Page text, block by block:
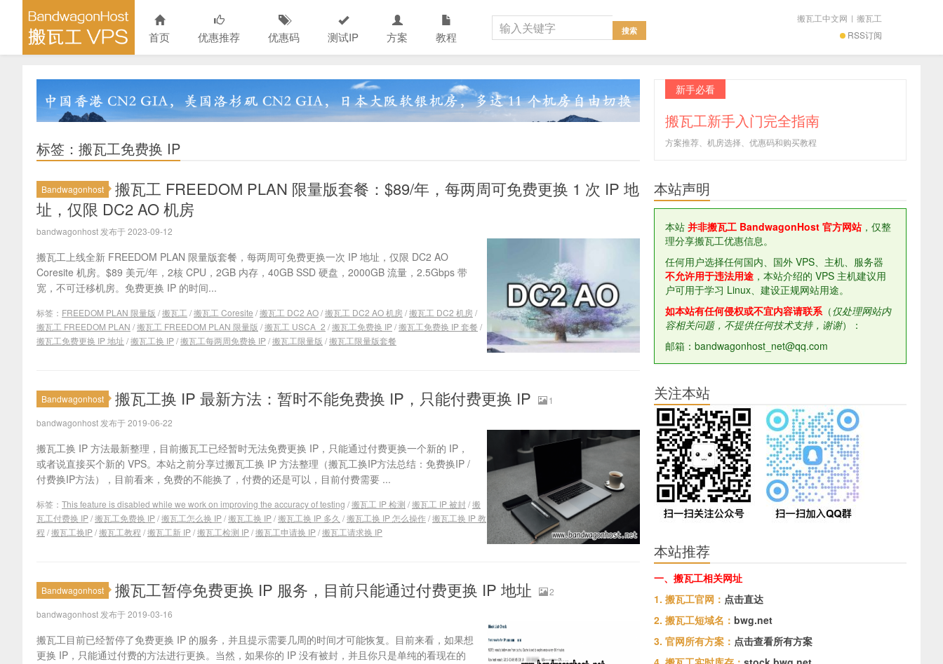
首页 优惠推荐 优惠码 测试IP 方案 教程 RSS订阅
搬瓦工中文网 | 搬瓦工
标签：搬瓦工免费换 IP
Bandwagonhost
搬瓦工 FREEDOM PLAN 限量版套餐：$89/年，每两周可免费更换 1 次 IP 地
址，仅限 DC2 AO 机房
bandwagonhost 发布于 2023-09-12
搬瓦工上线全新 FREEDOM PLAN 限量版套餐，每两周可免费更换一次 IP 地址，仅限 DC2 AO
Coresite 机房。$89 美元/年，2核 CPU，2GB 内存，40GB SSD 硬盘，2000GB 流量，2.5Gbps 带
宽，不可迁移机房。免费更换 IP 的时间...
标签： FREEDOM PLAN 限量版 /搬瓦工 /搬瓦工 Coresite /搬瓦工 DC2 AO/搬瓦工 DC2 AO 机房/搬瓦工 DC2 机房/
搬瓦工 FREEDOM PLAN /搬瓦工 FREEDOM PLAN 限量版 /搬瓦工 USCA_2 /搬瓦工免费换 IP/搬瓦工免费换 IP 套餐 /
搬瓦工免费更换 IP 地址 /搬瓦工换 IP/搬瓦工每两周免费换 IP/搬瓦工限量版 /搬瓦工限量版套餐
Bandwagonhost 搬瓦工换 IP 最新方法：暂时不能免费换 IP，只能付费更换 IP
1
bandwagonhost 发布于 2019-06-22
搬瓦工换 IP 方法最新整理，目前搬瓦工已经暂时无法免费更换 IP，只能通过付费更换一个新的 IP，
或者说直接买个新的 VPS。本站之前分享过搬瓦工换 IP 方法整理（搬瓦工换IP方法总结：免费换IP /
付费换IP方法），目前看来，免费的不能换了，付费的还是可以，目前付费需要 ...
标签： This feature is disabled while we work on improving the accuracy of testing /搬瓦工 IP 检测 /搬瓦工 IP 被封/搬
瓦工付费换 IP/搬瓦工免费换 IP/搬瓦工怎么换 IP/搬瓦工换 IP/搬瓦工换 IP 多久 /搬瓦工换 IP 怎么操作 /搬瓦工换 IP 教
程 /搬瓦工换IP/搬瓦工教程 /搬瓦工新 IP/搬瓦工检测 IP/搬瓦工申请换 IP/搬瓦工请求换 IP
Bandwagonhost 搬瓦工暂停免费更换 IP 服务，目前只能通过付费更换 IP 地址
2
bandwagonhost 发布于 2019-03-16
搬瓦工目前已经暂停了免费更换 IP 的服务，并且提示需要几周的时间才可能恢复。目前来看，如果想
更换 IP，只能通过付费的方法进行更换。当然，如果你的 IP 没有被封，并且你只是单纯的看现在的
新手必看
搬瓦工新手入门完全指南
方案推荐、机房选择、优惠码和购买教程
本站声明
本站 并非搬瓦工 BandwagonHost 官方网站，仅整
理分享搬瓦工优惠信息。
任何用户选择任何国内、国外 VPS、主机、服务器
不允许用于违法用途 ，本站介绍的 VPS 主机建议用
户可用于学习 Linux、建设正规网站用途。
如本站有任何侵权或不宜内容请联系（仅处理网站内
容相关问题，不提供任何技术支持，谢谢）：
邮箱：bandwagonhost_net@qq.com
关注本站
本站推荐
一、搬瓦工相关网址
1. 搬瓦工官网： 点击直达
2. 搬瓦工短域名： bwg.net
3. 官网所有方案： 点击查看所有方案